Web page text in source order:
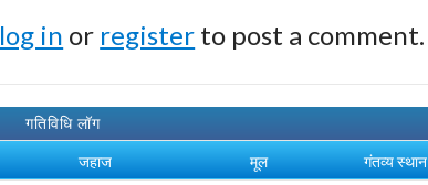
log in or register to post a comment.
गतिविधि लॉग
जहाज मूल गंतव्य स्थान